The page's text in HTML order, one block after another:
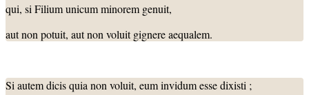
qui, si Filium unicum minorem genuit,
aut non potuit, aut non voluit gignere aequalem.
Si autem dicis quia non voluit, eum invidum esse dixisti ;